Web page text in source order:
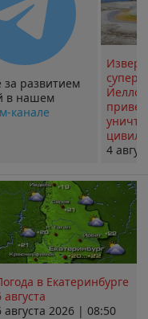
за развитием
в нашем
канале
4
в Екатеринбурге
августа
августа 2026 | 08:50